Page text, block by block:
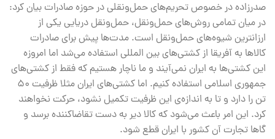
صدرزاده در خصوص تحریم‌های حمل‌ونقلی در حوزه صادرات بیان کرد:
در میان تمامی روش‌های حمل‌ونقل، حمل‌ونقل دریایی یکی از
ارزانترین شیوه‌های حمل‌ونقل است. مدت‌ها پیش برای صادرات
کالاها به آفریقا از کشتی‌های بین المللی استفاده می‌شد اما امروزه
این کشتی‌ها به ایران نمی‌آیند و ما ناچار هستیم که فقط از کشتی‌های
جمهوری اسلامی استفاده کنیم. اما کشتی‌های ایران مثلا ظرفیت ۵۰
تن را دارد و تا به اندازه‌ی این ظرفیت تکمیل نشود، حرکت نخواهند
کرد. این امر باعث می‌شود که کالا دیر به دست تقاضاکننده برسد و
گاها تجارت آن کشور با ایران قطع شود.